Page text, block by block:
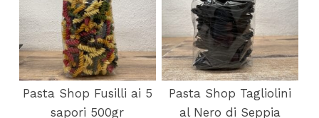
Pasta Shop Fusilli ai 5
sapori 500gr
Pasta Shop Tagliolini
al Nero di Seppia